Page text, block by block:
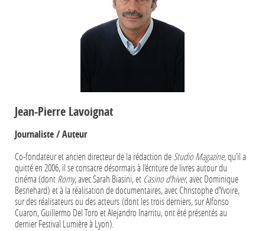
Jean-Pierre Lavoignat
Journaliste / Auteur
Co-fondateur et ancien directeur de la rédaction deStudio Magazine, qu’il a
quitté en 2006, il se consacre désormais à l’écriture de livres autour du
cinéma (dontRomy, avec Sarah Biasini, et Casino d’hiver, avec Dominique
Besnehard) et à la réalisation de documentaires, avec Christophe d’Yvoire,
sur des réalisateurs ou des acteurs (dont les trois derniers, sur Alfonso
Cuaron, Guillermo Del Toro et Alejandro Inarritu, ont été présentés au
dernier Festival Lumière à Lyon).